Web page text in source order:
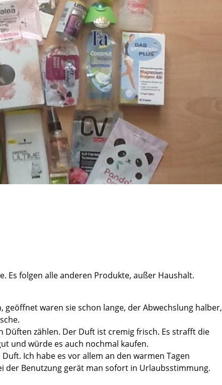
Es folgen alle anderen Produkte, außer Haushalt.
waren sie schon lange, der Abwechslung halber,
zählen. Der Duft ist cremig frisch. Es strafft die
und würde es auch nochmal kaufen.
Ich habe es vor allem an den warmen Tagen
der Benutzung gerät man sofort in Urlaubsstimmung.